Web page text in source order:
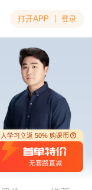
打开APP 登录
新人学习立返